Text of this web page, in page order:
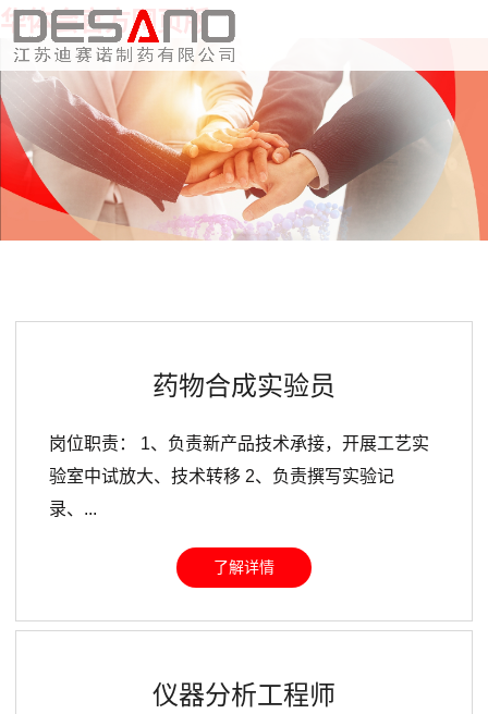
华体会官方网页版
药物合成实验员
岗位职责： 1、负责新产品技术承接，开展工艺实
验室中试放大、技术转移 2、负责撰写实验记
录、...
了解详情
仪器分析工程师